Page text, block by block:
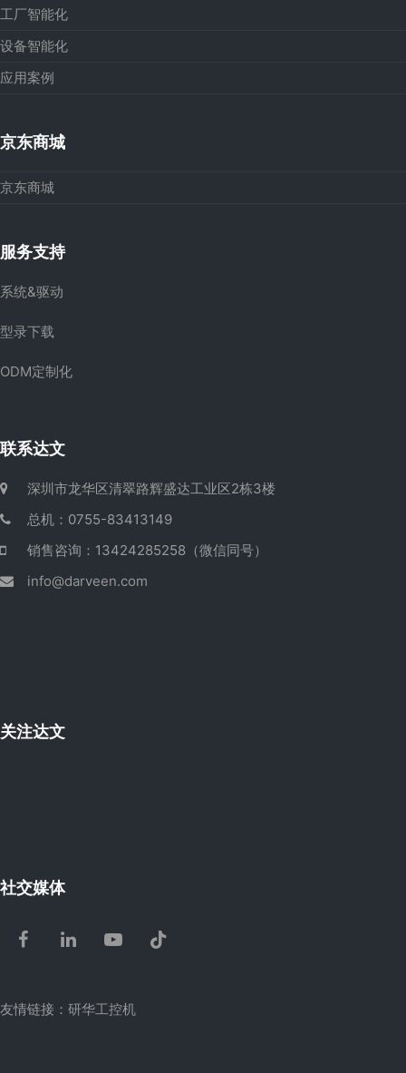
工厂智能化
设备智能化
应用案例
京东商城
京东商城
服务支持
系统&驱动
型录下载
ODM定制化
联系达文
深圳市龙华区清翠路辉盛达工业区2栋3楼
总机：0755-83413149
销售咨询：13424285258（微信同号）
info@darveen.com
关注达文
社交媒体
Facebook
LinkedInYoutubeTiktok
友情链接： 研华工控机